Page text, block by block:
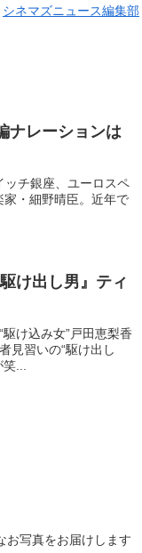
シネマズニュース編集部
ナレーションは
ッチ銀座、ユーロスペ
・細野晴臣。近年で
け出し男』ティ
け込み女”戸田恵梨香
見習いの“駆け出し
...
お写真をお届けします